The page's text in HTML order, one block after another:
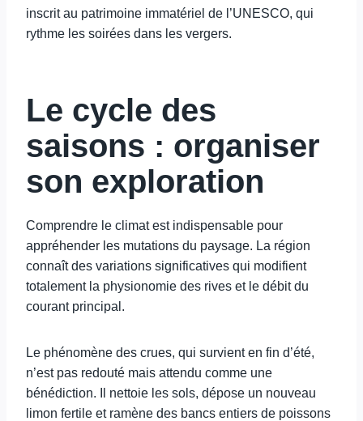
inscrit au patrimoine immatériel de l’UNESCO, qui
rythme les soirées dans les vergers.
Le cycle des
saisons : organiser
son exploration
Comprendre le climat est indispensable pour
appréhender les mutations du paysage. La région
connaît des variations significatives qui modifient
totalement la physionomie des rives et le débit du
courant principal.
Le phénomène des crues, qui survient en fin d’été,
n’est pas redouté mais attendu comme une
bénédiction. Il nettoie les sols, dépose un nouveau
limon fertile et ramène des bancs entiers de poissons